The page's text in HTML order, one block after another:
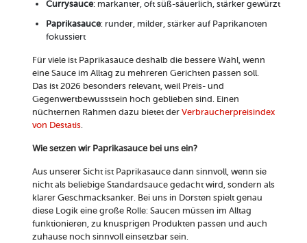
Currysauce: markanter, oft süß-säuerlich, stärker gewürzt
Paprikasauce: runder, milder, stärker auf Paprikanoten
fokussiert
Für viele ist Paprikasauce deshalb die bessere Wahl, wenn
eine Sauce im Alltag zu mehreren Gerichten passen soll.
Das ist 2026 besonders relevant, weil Preis- und
Gegenwertbewusstsein hoch geblieben sind. Einen
nüchternen Rahmen dazu bietet der Verbraucherpreisindex
von Destatis.
Wie setzen wir Paprikasauce bei uns ein?
Aus unserer Sicht ist Paprikasauce dann sinnvoll, wenn sie
nicht als beliebige Standardsauce gedacht wird, sondern als
klarer Geschmacksanker. Bei uns in Dorsten spielt genau
diese Logik eine große Rolle: Saucen müssen im Alltag
funktionieren, zu knusprigen Produkten passen und auch
zuhause noch sinnvoll einsetzbar sein.